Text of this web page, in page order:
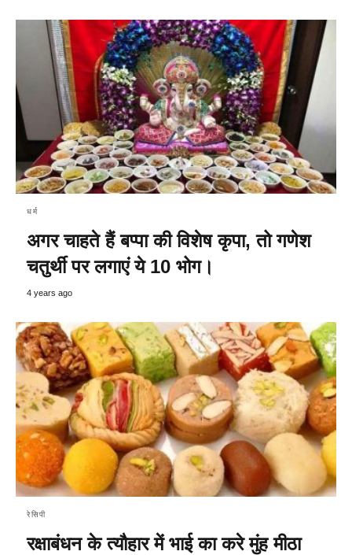
धर्म
अगर चाहते हैं बप्पा की विशेष कृपा, तो गणेश
चतुर्थी पर लगाएं ये 10 भोग।
4 years ago
रेसिपी
रक्षाबंधन के त्यौहार में भाई का करे मुंह मीठा